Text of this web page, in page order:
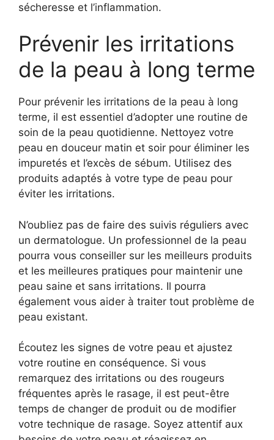
sécheresse et l’inflammation.
Prévenir les irritations
de la peau à long terme
Pour prévenir les irritations de la peau à long
terme, il est essentiel d’adopter une routine de
soin de la peau quotidienne. Nettoyez votre
peau en douceur matin et soir pour éliminer les
impuretés et l’excès de sébum. Utilisez des
produits adaptés à votre type de peau pour
éviter les irritations.
N’oubliez pas de faire des suivis réguliers avec
un dermatologue. Un professionnel de la peau
pourra vous conseiller sur les meilleurs produits
et les meilleures pratiques pour maintenir une
peau saine et sans irritations. Il pourra
également vous aider à traiter tout problème de
peau existant.
Écoutez les signes de votre peau et ajustez
votre routine en conséquence. Si vous
remarquez des irritations ou des rougeurs
fréquentes après le rasage, il est peut-être
temps de changer de produit ou de modifier
votre technique de rasage. Soyez attentif aux